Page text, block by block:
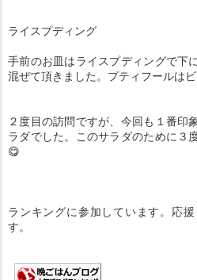
ライスプディング
手前のお皿はライスプディングで下
混ぜて頂きました。プティフールはビ
２度目の訪問ですが、今回も１番印
ラダでした。このサラダのために３
😋
ランキングに参加しています。応
す。